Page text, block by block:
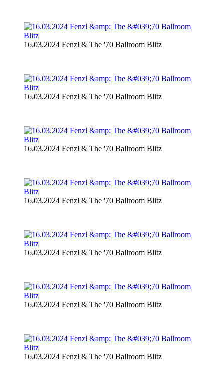
16.03.2024 Fenzl & The '70 Ballroom Blitz
16.03.2024 Fenzl & The '70 Ballroom Blitz
16.03.2024 Fenzl & The '70 Ballroom Blitz
16.03.2024 Fenzl & The '70 Ballroom Blitz
16.03.2024 Fenzl & The '70 Ballroom Blitz
16.03.2024 Fenzl & The '70 Ballroom Blitz
16.03.2024 Fenzl & The '70 Ballroom Blitz